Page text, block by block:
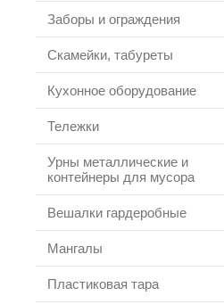
Заборы и ограждения
Скамейки, табуреты
Кухонное оборудование
Тележки
Урны металлические и
контейнеры для мусора
Вешалки гардеробные
Мангалы
Пластиковая тара